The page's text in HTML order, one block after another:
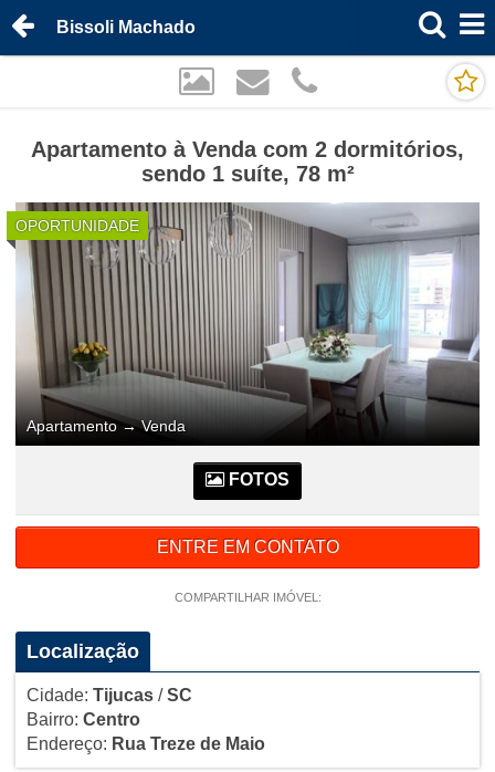
Bissoli Machado
Apartamento à Venda com 2 dormitórios,
sendo 1 suíte, 78 m²
OPORTUNIDADE
Apartamento→Venda
FOTOS
ENTRE EM CONTATO
COMPARTILHAR IMÓVEL:
Localização
Cidade: Tijucas/SC
Bairro: Centro
Endereço: Rua Treze de Maio